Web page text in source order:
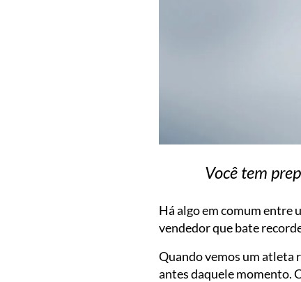
Você tem
Há algo em comum entre
vendedor que bate
Quando vemos um atleta
antes daquele momento.